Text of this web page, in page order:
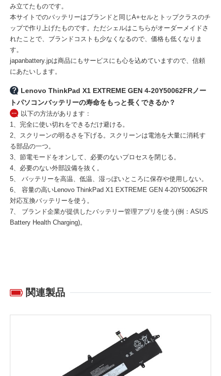
み立てたものです。
本サイトでのバッテリーはブランドと同じA+セルとトップクラスのチ
ップで作り上げたものです。ただシェルはこちらがオーダーメイドさ
れたことで、ブランドコストも少なくなるので、価格も低くなりま
す。
japanbattery.jpは商品にもサービスにも心を込めていますので、信頼
にあたいします。
Lenovo ThinkPad X1 EXTREME GEN 4-20Y50062FRノー
トパソコンバッテリーの寿命をもっと長くできるか？
以下の方法があります：
1、完全に使い切れをできるだけ避ける。
2、スクリーンの明るさを下げる。スクリーンは電池を大量に消耗す
る部品の一つ。
3、節電モードをオンして、必要のないプロセスを閉じる。
4、必要のない外部設備を抜く。
5、 バッテリーを高温、低温、湿っぽいところに保存や使用しない。
6、 容量の高いLenovo ThinkPad X1 EXTREME GEN 4-20Y50062FR
対応互換バッテリーを使う。
7、 ブランド企業が提供したバッテリー管理アプリを使う(例：ASUS
Battery Health Charging)。
関連製品